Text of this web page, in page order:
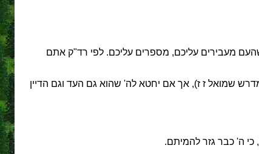
מעבירים עליכם, מספרים עליכם. לפי רד"ק אתם
שמואל ז ז), אך אם יחטא לה' שהוא גם העד וגם הדיין
כי ה' כבר גזר להמיתם.